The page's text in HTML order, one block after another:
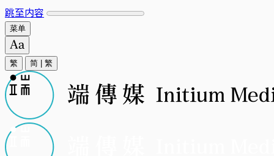
跳至内容
菜单
繁 简 繁